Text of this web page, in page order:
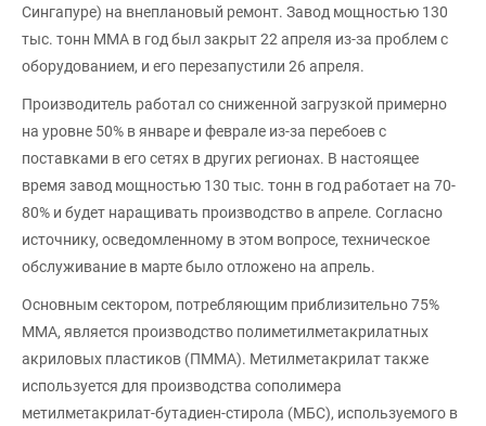
Сингапуре) на внеплановый ремонт. Завод мощностью 130
тыс. тонн ММА в год был закрыт 22 апреля из-за проблем с
оборудованием, и его перезапустили 26 апреля.
Производитель работал со сниженной загрузкой примерно
на уровне 50% в январе и феврале из-за перебоев с
поставками в его сетях в других регионах. В настоящее
время завод мощностью 130 тыс. тонн в год работает на 70-
80% и будет наращивать производство в апреле. Согласно
источнику, осведомленному в этом вопросе, техническое
обслуживание в марте было отложено на апрель.
Основным сектором, потребляющим приблизительно 75%
ММА, является производство полиметилметакрилатных
акриловых пластиков (ПММА). Метилметакрилат также
используется для производства сополимера
метилметакрилат-бутадиен-стирола (МБС), используемого в